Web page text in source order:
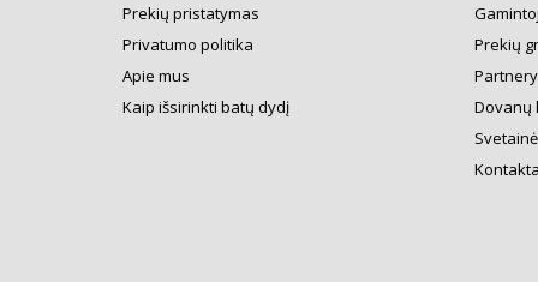
Prekių pristatymas
Privatumo politika
Apie mus
Kaip išsirinkti batų dydį
Prekių
Dovanų